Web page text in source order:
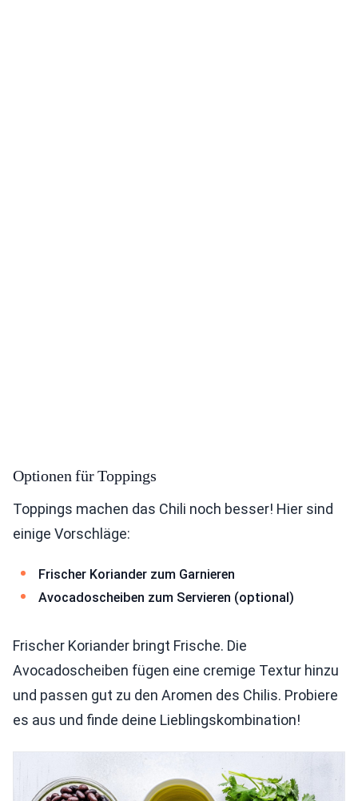
Optionen für Toppings
Toppings machen das Chili noch besser! Hier sind
einige Vorschläge:
Frischer Koriander zum Garnieren
Avocadoscheiben zum Servieren (optional)
Frischer Koriander bringt Frische. Die
Avocadoscheiben fügen eine cremige Textur hinzu
und passen gut zu den Aromen des Chilis. Probiere
es aus und finde deine Lieblingskombination!